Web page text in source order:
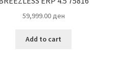
59,999.00ден
Add to cart